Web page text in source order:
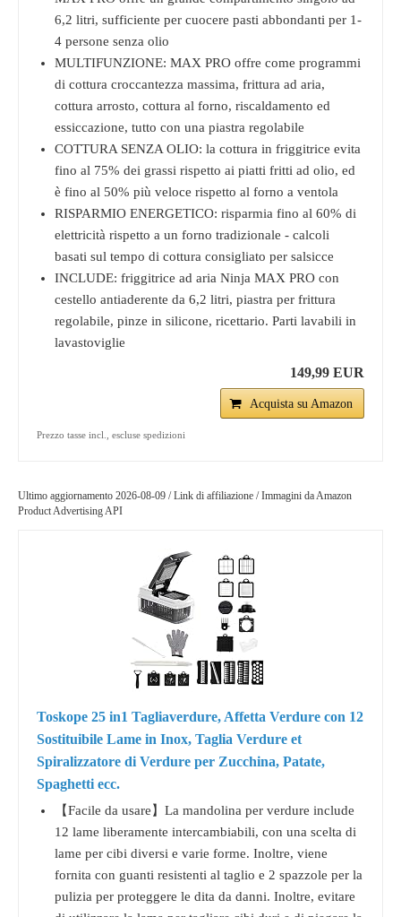
6,2 litri, sufficiente per cuocere pasti abbondanti per 1-
4 persone senza olio
MULTIFUNZIONE: MAX PRO offre come programmi
di cottura croccantezza massima, frittura ad aria,
cottura arrosto, cottura al forno, riscaldamento ed
essiccazione, tutto con una piastra regolabile
COTTURA SENZA OLIO: la cottura in friggitrice evita
fino al 75% dei grassi rispetto ai piatti fritti ad olio, ed
è fino al 50% più veloce rispetto al forno a ventola
RISPARMIO ENERGETICO: risparmia fino al 60% di
elettricità rispetto a un forno tradizionale - calcoli
basati sul tempo di cottura consigliato per salsicce
INCLUDE: friggitrice ad aria Ninja MAX PRO con
cestello antiaderente da 6,2 litri, piastra per frittura
regolabile, pinze in silicone, ricettario. Parti lavabili in
lavastoviglie
149,99 EUR
Acquista su Amazon
Prezzo tasse incl., escluse spedizioni
Ultimo aggiornamento 2026-08-09 / Link di affiliazione / Immagini da Amazon
Product Advertising API
Toskope 25 in1 Tagliaverdure, Affetta Verdure con 12
Sostituibile Lame in Inox, Taglia Verdure et
Spiralizzatore di Verdure per Zucchina, Patate,
Spaghetti ecc.
【Facile da usare】La mandolina per verdure include
12 lame liberamente intercambiabili, con una scelta di
lame per cibi diversi e varie forme. Inoltre, viene
fornita con guanti resistenti al taglio e 2 spazzole per la
pulizia per proteggere le dita da danni. Inoltre, evitare